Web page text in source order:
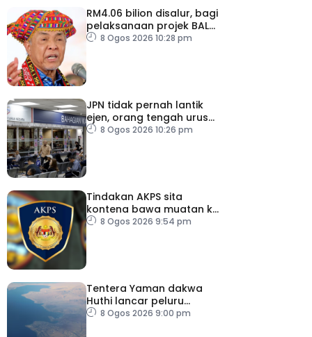
RM4.06 bilion disalur, bagi
pelaksanaan projek BALB
di Sabah
8 Ogos 2026 10:28 pm
JPN tidak pernah lantik
ejen, orang tengah urus
dokumentasi
8 Ogos 2026 10:26 pm
Tindakan AKPS sita
kontena bawa muatan ke
Israel bukti ketegasan
8 Ogos 2026 9:54 pm
Tentera Yaman dakwa
Huthi lancar peluru
berpandu ke arah Laut
8 Ogos 2026 9:00 pm